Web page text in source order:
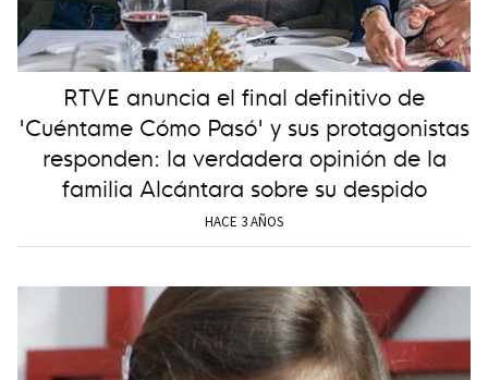
RTVE anuncia el final definitivo de
'Cuéntame Cómo Pasó' y sus protagonistas
responden: la verdadera opinión de la
familia Alcántara sobre su despido
HACE 3 AÑOS